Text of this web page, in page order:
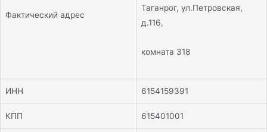
Фактический адрес
Таганрог, ул.Петровская,
д.116,
комната 318
ИНН 6154159391
КПП 615401001